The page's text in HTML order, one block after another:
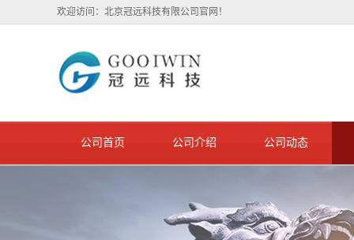
欢迎访问：北京冠远科技有限公司官网！
公司首页 公司介绍 公司动态